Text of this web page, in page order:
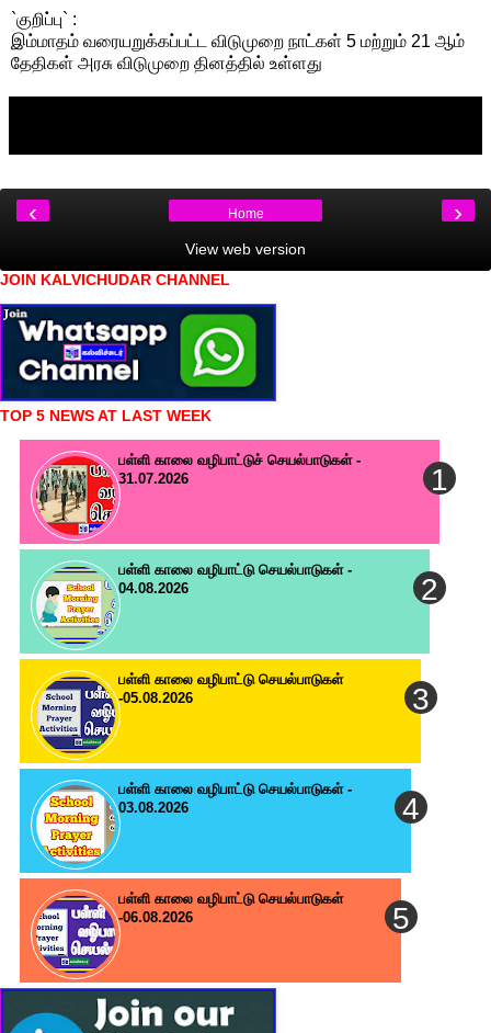
`குறிப்பு` :
இம்மாதம் வரையறுக்கப்பட்ட விடுமுறை நாட்கள் 5 மற்றும் 21 ஆம்
தேதிகள் அரசு விடுமுறை தினத்தில் உள்ளது
‹ ›
Home
View web version
JOIN KALVICHUDAR CHANNEL
TOP 5 NEWS AT LAST WEEK
பள்ளி காலை வழிபாட்டுச் செயல்பாடுகள் -
31.07.2026
பள்ளி காலை வழிபாட்டு செயல்பாடுகள் -
04.08.2026
பள்ளி காலை வழிபாட்டு செயல்பாடுகள்
-05.08.2026
பள்ளி காலை வழிபாட்டு செயல்பாடுகள் -
03.08.2026
பள்ளி காலை வழிபாட்டு செயல்பாடுகள்
-06.08.2026